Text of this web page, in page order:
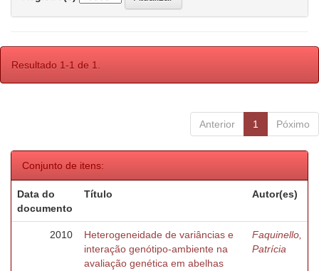
Resultado 1-1 de 1.
Anterior 1 Póximo
Conjunto de itens:
Data do
documento
Título Autor(es)
2010
Heterogeneidade de variâncias e
interação genótipo-ambiente na
avaliação genética em abelhas
Faquinello,
Patrícia